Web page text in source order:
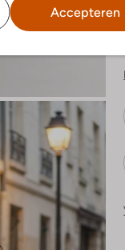
Accepteren